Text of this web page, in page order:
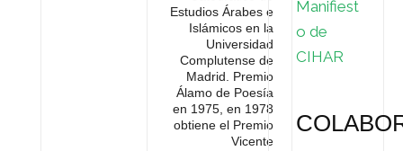
Estudios Árabes e
Islámicos en la
Universidad
Complutense de
Madrid. Premio
Álamo de Poesía
en 1975, en 1978
obtiene el Premio
Vicente
Manifiest
o de
CIHAR